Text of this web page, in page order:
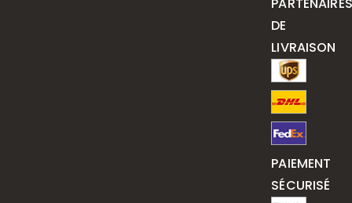
DE
LIVRAISON
PAIEMENT
SÉCURISÉ